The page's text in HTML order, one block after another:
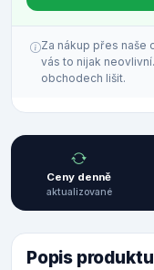
Za nákup přes naše
vás to nijak
obchodech lišit.
Ceny denně
aktualizované
Popis produktu